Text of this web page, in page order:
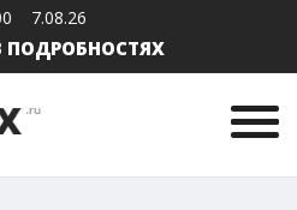
7.08.26
ПОДРОБНОСТЯХ